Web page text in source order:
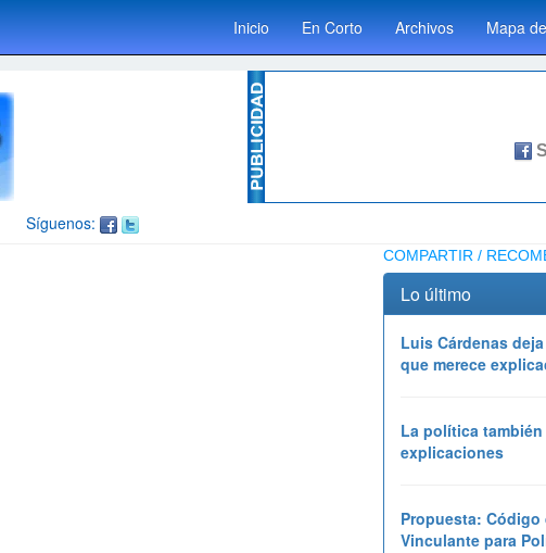
Inicio En Corto Archivos Mapa
Síguenos:
COMPARTIR /
Lo último
Luis Cárdenas
que merece
La política
explicaciones
Propuesta:
Vinculante para